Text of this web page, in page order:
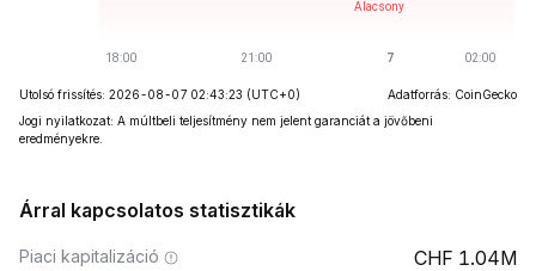
Utolsó frissítés: 2026-08-07 02:43:23 (UTC+0)
Adatforrás: CoinGecko
Jogi nyilatkozat: A múltbeli teljesítmény nem jelent garanciát a jövőbeni
eredményekre.
Árral kapcsolatos statisztikák
Piaci kapitalizáció 1.04M